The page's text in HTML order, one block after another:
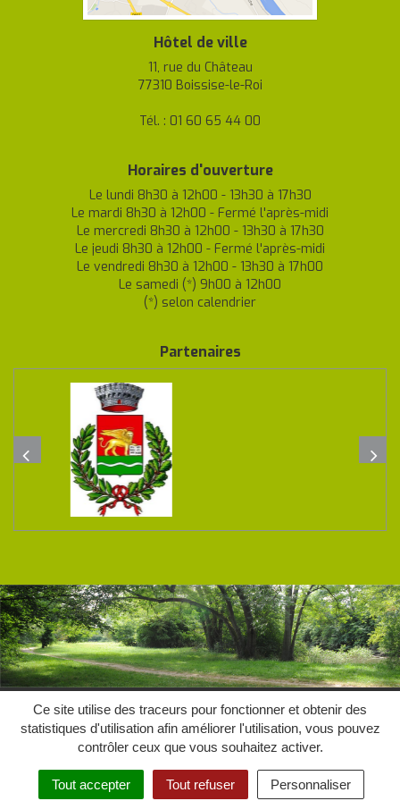
Ce site utilise des traceurs pour fonctionner et obtenir des
statistiques d'utilisation afin améliorer l'utilisation, vous pouvez
contrôler ceux que vous souhaitez activer.
Tout accepter Tout refuser Personnaliser
Hôtel de ville
11, rue du Château
77310 Boissise-le-Roi
Tél. : 01 60 65 44 00
Horaires d'ouverture
Le lundi 8h30 à 12h00 - 13h30 à 17h30
Le mardi 8h30 à 12h00 - Fermé l'après-midi
Le mercredi 8h30 à 12h00 - 13h30 à 17h30
Le jeudi 8h30 à 12h00 - Fermé l'après-midi
Le vendredi 8h30 à 12h00 - 13h30 à 17h00
Le samedi (*) 9h00 à 12h00
(*) selon calendrier
Partenaires
Plan du site Mentions Légales Crédits Confidentialités